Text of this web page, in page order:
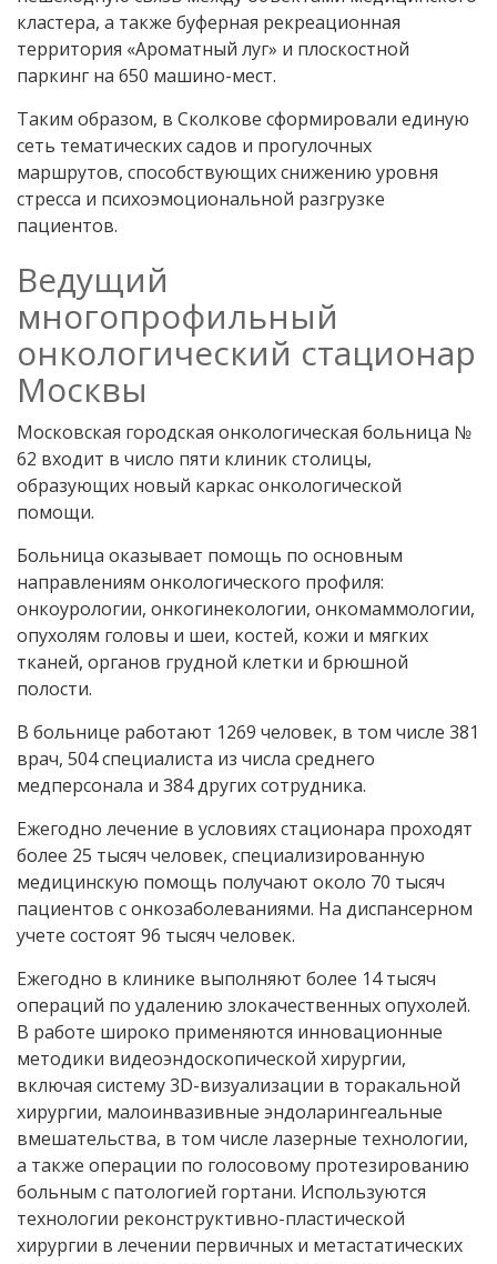
кластера, а также буферная рекреационная
территория «Ароматный луг» и плоскостной
паркинг на 650 машино-мест.
Таким образом, в Сколкове сформировали единую
сеть тематических садов и прогулочных
маршрутов, способствующих снижению уровня
стресса и психоэмоциональной разгрузке
пациентов.
Ведущий
многопрофильный
онкологический стационар
Москвы
Московская городская онкологическая больница №
62 входит в число пяти клиник столицы,
образующих новый каркас онкологической
помощи.
Больница оказывает помощь по основным
направлениям онкологического профиля:
онкоурологии, онкогинекологии, онкомаммологии,
опухолям головы и шеи, костей, кожи и мягких
тканей, органов грудной клетки и брюшной
полости.
В больнице работают 1269 человек, в том числе 381
врач, 504 специалиста из числа среднего
медперсонала и 384 других сотрудника.
Ежегодно лечение в условиях стационара проходят
более 25 тысяч человек, специализированную
медицинскую помощь получают около 70 тысяч
пациентов с онкозаболеваниями. На диспансерном
учете состоят 96 тысяч человек.
Ежегодно в клинике выполняют более 14 тысяч
операций по удалению злокачественных опухолей.
В работе широко применяются инновационные
методики видеоэндоскопической хирургии,
включая систему 3D-визуализации в торакальной
хирургии, малоинвазивные эндоларингеальные
вмешательства, в том числе лазерные технологии,
а также операции по голосовому протезированию
больным с патологией гортани. Используются
технологии реконструктивно-пластической
хирургии в лечении первичных и метастатических